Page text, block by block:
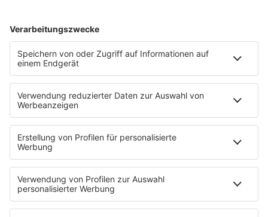
Ich hasse Sport
Sonntag Morgen
Strandbar
Putzfimmel
Deutschpop
Deutsche Liebeslieder
PODCASTS
Mit den Waffeln einer Frau
Frühstück bei Barbara
Brave & One
NotAufnahme
"Bewerbung und Karriere"